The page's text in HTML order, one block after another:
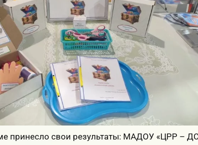
принесло свои результаты: МАДОУ «ЦРР –